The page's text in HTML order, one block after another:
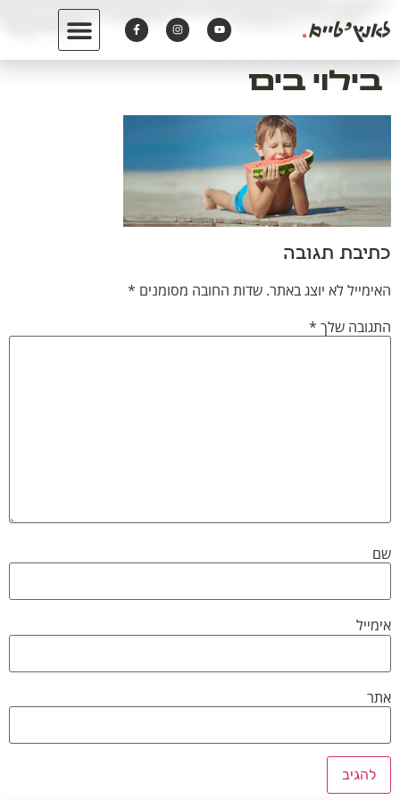
בילוי בים
כתיבת תגובה
האימייל לא יוצג באתר. שדות החובה מסומנים *
התגובה שלך *
שם
אימייל
אתר